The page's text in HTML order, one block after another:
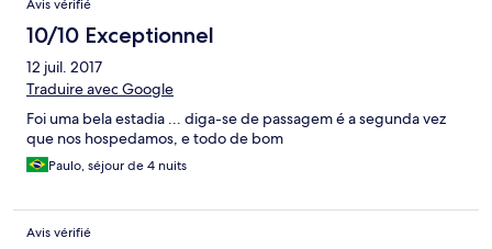
pia do banho para colocar objetos, principalmente aquilo que as
mulheres tanto usam. Café da manhã: somente 2 frutas e
croissant abusivamente doces, falta omelete, iogurte muito
aguado. Bom ambiente para o café. Wi-Fi OK. Não usamos o
restaurante do hotel. Na manhã de sábado fomos acordados
tambores, para competição escolar na esquina defronte. A
cidade de Posadas merece ser visitada e o Posadas Express
pode evoluir em comparação ao seu irmão maior, Posadas
tomadas elétricas do apartamento. A urbanização da orla do rio
Paraná pela cidade de Posadas deveria ser avaliada e copiada
Avis vérifié
10/10 Exceptionnel
12 juil. 2017
Traduire avec Google
Foi uma bela estadia ... diga-se de passagem é a segunda vez
que nos hospedamos, e todo de bom
Paulo, séjour de 4 nuits
Avis vérifié